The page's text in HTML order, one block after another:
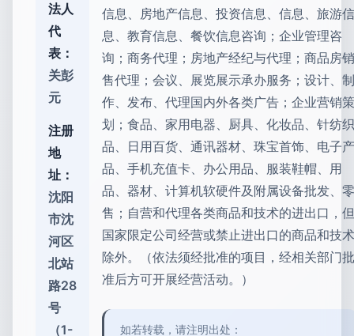
法人
代
表：
关彭
元
注册
地
址：
沈阳
市沈
河区
北站
路28
号
（1-
信息、房地产信息、投资信息、信息、旅游信
息、教育信息、餐饮信息咨询；企业管理咨
询；商务代理；房地产经纪与代理；商品房销
售代理；会议、展览展示承办服务；设计、制
作、发布、代理国内外各类广告；企业营销策
划；食品、家用电器、厨具、化妆品、针纺织
品、日用百货、通讯器材、珠宝首饰、电子产
品、手机充值卡、办公用品、服装鞋帽、用
品、器材、计算机软硬件及附属设备批发、零
售；自营和代理各类商品和技术的进出口，但
国家限定公司经营或禁止进出口的商品和技术
除外。（依法须经批准的项目，经相关部门批
准后方可开展经营活动。）
如若转载，请注明出处：